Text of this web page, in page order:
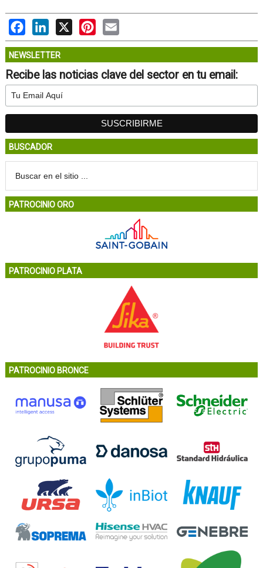
FacebookLinkedIn
X PinterestEmail
NEWSLETTER
Recibe las noticias clave del sector en tu email:
BUSCADOR
PATROCINIO ORO
PATROCINIO PLATA
PATROCINIO BRONCE